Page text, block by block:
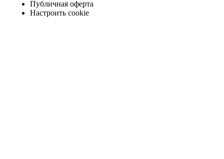
Публичная оферта
Настроить cookie